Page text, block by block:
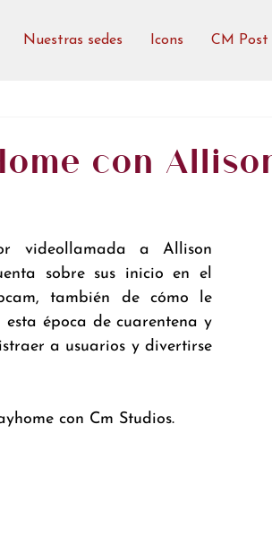
Nuestras sedes Icons CM Post
con
videollamada a Allison
sobre sus inicio en el
también de cómo le
esta época de cuarentena y
a usuarios y divertirse
con Cm Studios.